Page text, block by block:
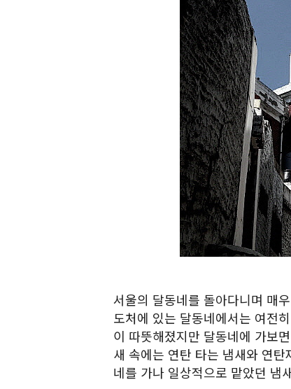
서울의 달동네를 돌아다니며 매
도처에 있는 달동네에서는 여전
이 따뜻해졌지만 달동네에 가보
새 속에는 연탄 타는 냄새와 연
네를 가나 일상적으로 맡았던 냄